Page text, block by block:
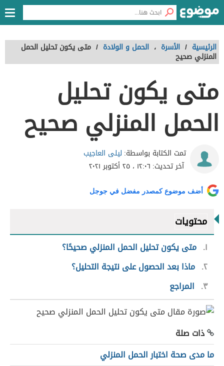
الرئيسية / الأسرة ، الحمل و الولادة / متى يكون تحليل الحمل
المنزلي صحيح
متى يكون تحليل
الحمل المنزلي صحيح
تمت الكتابة بواسطة: ليلى العاجيب
آخر تحديث: ١٢:٠٦ ، ٢٥ أكتوبر ٢٠٢١
أضف موضوع كمصدر مفضل في جوجل
محتويات
١ متى يكون تحليل الحمل المنزلي صحيحًا؟
٢ ماذا بعد الحصول على نتيجة التحليل؟
٣
المراجع
ذات صلة
ما مدى صحة اختبار الحمل المنزلي